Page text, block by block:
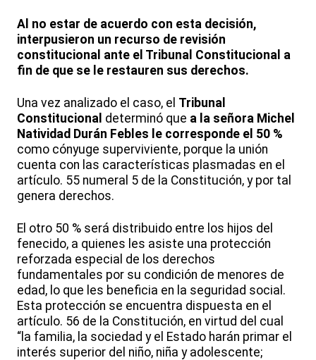
Al no estar de acuerdo con esta decisión,
interpusieron un recurso de revisión
constitucional ante el Tribunal Constitucional a
fin de que se le restauren sus derechos.
Una vez analizado el caso, el Tribunal
Constitucional determinó que a la señora Michel
Natividad Durán Febles le corresponde el 50 %
como cónyuge superviviente, porque la unión
cuenta con las características plasmadas en el
artículo. 55 numeral 5 de la Constitución, y por tal
genera derechos.
El otro 50 % será distribuido entre los hijos del
fenecido, a quienes les asiste una protección
reforzada especial de los derechos
fundamentales por su condición de menores de
edad, lo que les beneficia en la seguridad social.
Esta protección se encuentra dispuesta en el
artículo. 56 de la Constitución, en virtud del cual
“la familia, la sociedad y el Estado harán primar el
interés superior del niño, niña y adolescente;